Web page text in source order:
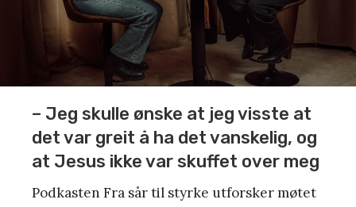
– Jeg skulle ønske at jeg visste at
det var greit å ha det vanskelig, og
at Jesus ikke var skuffet over meg
Podkasten Fra sår til styrke utforsker møtet